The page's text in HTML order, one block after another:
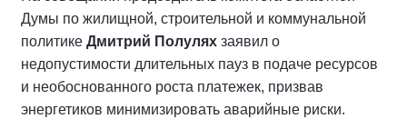
Думы по жилищной, строительной и коммунальной
политике Дмитрий Полулях заявил о
недопустимости длительных пауз в подаче ресурсов
и необоснованного роста платежек, призвав
энергетиков минимизировать аварийные риски.